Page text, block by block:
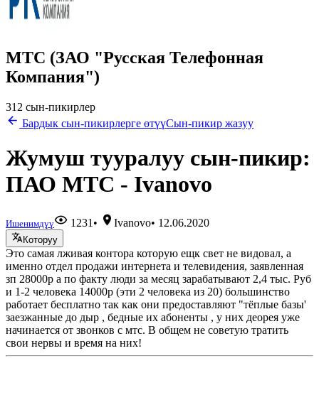
МТС (ЗАО "Русская Телефонная
Компания")
312 сын-пикирлер
Бардык сын-пикирлерге өтүүСын-пикир жазуу
Жумуш тууралуу сын-пикир:
ПАО МТС - Ivanovo
Ишенимдүү 1231 • Ivanovo• 12.06.2020
Которуу
Это самая лживая контора которую ещк свет не видовал, а
именно отдел продажи интернета и телевидения, заявленная
зп 28000р а по факту люди за месяц зарабатывают 2,4 тыс. Руб
и 1-2 человека 14000р (эти 2 человека из 20) большинство
работает бесплатно так как они предоставляют "тёплые базы'
заезжанные до дыр , бедные их абоненты , у них деорея уже
начинается от звонков с мтс. В общем не советую тратить
свои нервы и время на них!